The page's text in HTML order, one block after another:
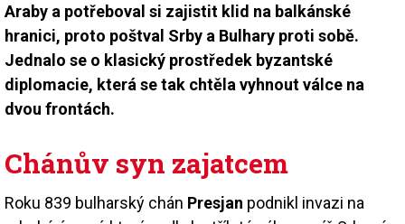
Araby a potřeboval si zajistit klid na balkánské
hranici, proto poštval Srby a Bulhary proti sobě.
Jednalo se o klasický prostředek byzantské
diplomacie, která se tak chtěla vyhnout válce na
dvou frontách.
Chánův syn zajatcem
Roku 839 bulharský chán Presjan podnikl invazi na